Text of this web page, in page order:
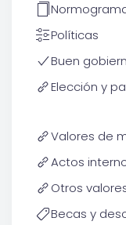
Políticas
Buen
Elección y
Valores de
Actos
Otros
Becas y